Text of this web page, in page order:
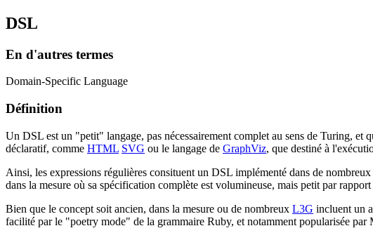
DSL
En d'autres termes
Domain-Specific Language
Définition
Un DSL est un "petit" langage, pas nécessairement complet au sens de Turing, et
déclaratif, comme HTML SVG ou le langage de GraphViz, que destiné à
Ainsi, les expressions régulières consituent un DSL implémenté dans de nombreux
dans la mesure où sa spécification complète est volumineuse, mais petit par
Bien que le concept soit ancien, dans la mesure ou de nombreux L3G incluent un
facilité par le "poetry mode" de la grammaire Ruby, et notamment popularisée par